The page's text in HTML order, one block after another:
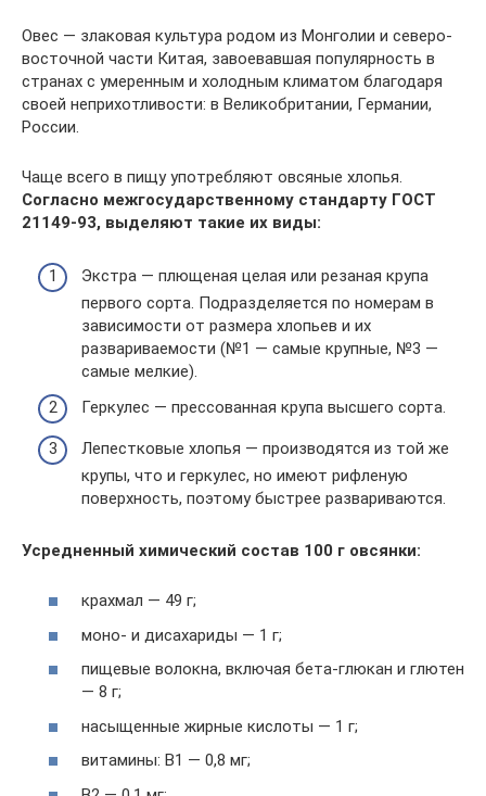
Овес — злаковая культура родом из Монголии и северо-
восточной части Китая, завоевавшая популярность в
странах с умеренным и холодным климатом благодаря
своей неприхотливости: в Великобритании, Германии,
России.
Чаще всего в пищу употребляют овсяные хлопья.
Согласно межгосударственному стандарту ГОСТ
21149-93, выделяют такие их виды:
Экстра — плющеная целая или резаная крупа
первого сорта. Подразделяется по номерам в
зависимости от размера хлопьев и их
развариваемости (№1 — самые крупные, №3 —
самые мелкие).
Геркулес — прессованная крупа высшего сорта.
Лепестковые хлопья — производятся из той же
крупы, что и геркулес, но имеют рифленую
поверхность, поэтому быстрее развариваются.
Усредненный химический состав 100 г овсянки:
крахмал — 49 г;
моно- и дисахариды — 1 г;
пищевые волокна, включая бета-глюкан и глютен
— 8 г;
насыщенные жирные кислоты — 1 г;
витамины: В1 — 0,8 мг;